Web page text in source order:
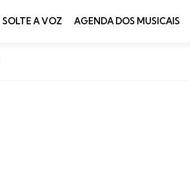
SOLTE A VOZ AGENDA DOS MUSICAIS